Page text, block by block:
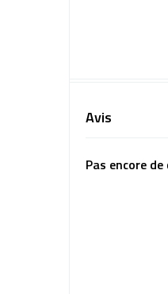
Avis
Pas encore